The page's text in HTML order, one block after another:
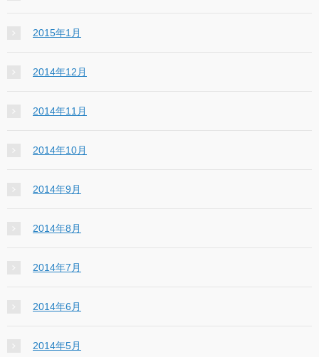
2015年1月
2014年12月
2014年11月
2014年10月
2014年9月
2014年8月
2014年7月
2014年6月
2014年5月